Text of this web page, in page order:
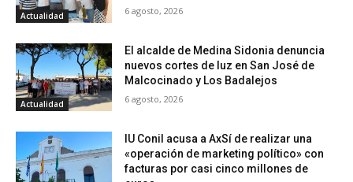
Actualidad 6 agosto, 2026
Actualidad
El alcalde de Medina Sidonia denuncia
nuevos cortes de luz en San José de
Malcocinado y Los Badalejos
6 agosto, 2026
IU Conil acusa a AxSí de realizar una
«operación de marketing político» con
facturas por casi cinco millones de